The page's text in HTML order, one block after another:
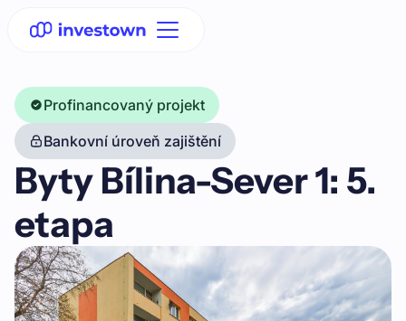
Profinancovaný projekt
Bankovní úroveň zajištění
Byty Bílina-Sever 1: 5.
etapa